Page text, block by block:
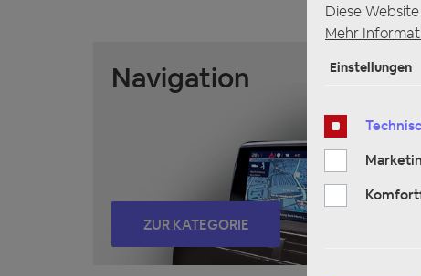
Navigation
ZUR KATEGORIE
Diese
Mehr
Einstellungen